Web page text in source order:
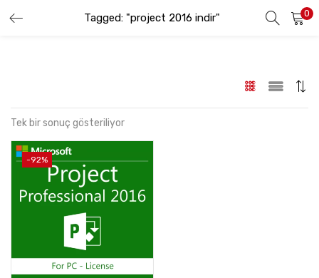
Tagged: "project 2016 indir" 0
GIRIŞ YAP KAYIT OL
Beni hatırla
Tek bir sonuç gösteriliyor
-92%